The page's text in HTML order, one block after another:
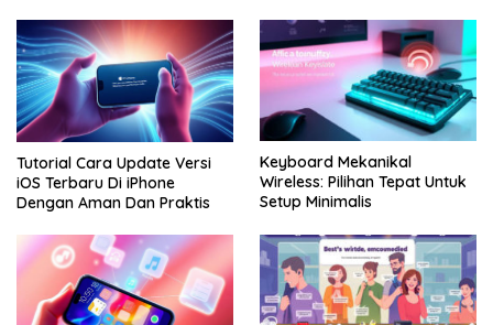
Tutorial Cara Update Versi
iOS Terbaru Di iPhone
Dengan Aman Dan Praktis
Keyboard Mekanikal
Wireless: Pilihan Tepat Untuk
Setup Minimalis